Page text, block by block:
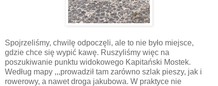
Spojrzeliśmy, chwilę odpoczęli, ale to nie było miejsce,
gdzie chce się wypić kawę. Ruszyliśmy więc na
poszukiwanie punktu widokowego Kapitański Mostek.
Według mapy ,,,prowadził tam zarówno szlak pieszy, jak i
rowerowy, a nawet droga jakubowa. W praktyce nie